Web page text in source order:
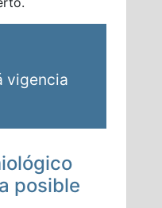
vigencia
posible